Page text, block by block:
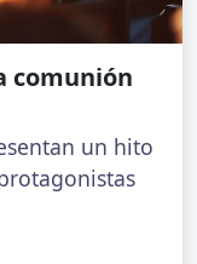
comunión
un hito